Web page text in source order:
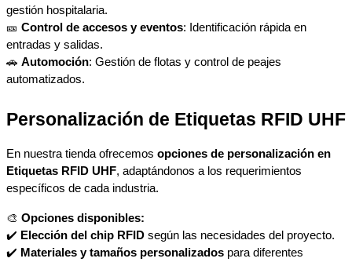
gestión hospitalaria.
🎫 Control de accesos y eventos: Identificación rápida en
entradas y salidas.
🚗 Automoción: Gestión de flotas y control de peajes
automatizados.
Personalización de Etiquetas RFID UHF
En nuestra tienda ofrecemos opciones de personalización en
Etiquetas RFID UHF, adaptándonos a los requerimientos
específicos de cada industria.
🎨 Opciones disponibles:
✔️ Elección del chip RFID según las necesidades del proyecto.
✔️ Materiales y tamaños personalizados para diferentes